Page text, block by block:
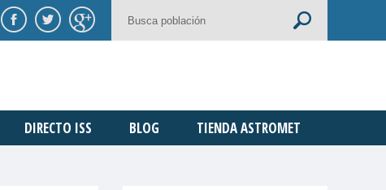
DIRECTO ISS BLOG TIENDA ASTROMET